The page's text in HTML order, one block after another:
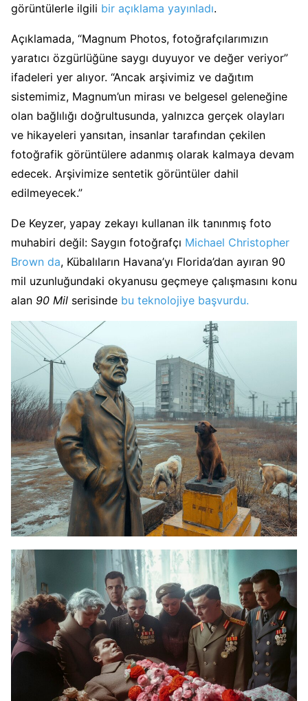
görüntülerle ilgili bir açıklama yayınladı.
Açıklamada, “Magnum Photos, fotoğrafçılarımızın
yaratıcı özgürlüğüne saygı duyuyor ve değer veriyor”
ifadeleri yer alıyor. “Ancak arşivimiz ve dağıtım
sistemimiz, Magnum’un mirası ve belgesel geleneğine
olan bağlılığı doğrultusunda, yalnızca gerçek olayları
ve hikayeleri yansıtan, insanlar tarafından çekilen
fotoğrafik görüntülere adanmış olarak kalmaya devam
edecek. Arşivimize sentetik görüntüler dahil
edilmeyecek.”
De Keyzer, yapay zekayı kullanan ilk tanınmış foto
muhabiri değil: Saygın fotoğrafçı Michael Christopher
Brown da, Kübalıların Havana’yı Florida’dan ayıran 90
mil uzunluğundaki okyanusu geçmeye çalışmasını konu
alan 90 Mil serisinde bu teknolojiye başvurdu.